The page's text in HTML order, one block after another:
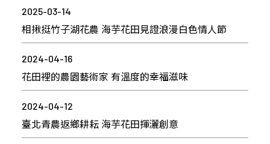
2025-03-14
相揪挺竹子湖花農 海芋花田見證浪漫白色情人節
2024-04-16
花田裡的農園藝術家 有溫度的幸福滋味
2024-04-12
臺北青農返鄉耕耘 海芋花田揮灑創意